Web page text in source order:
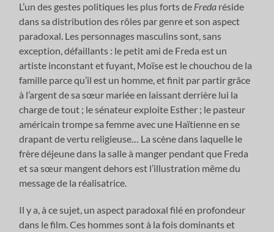
L’un des gestes politiques les plus forts de Freda réside
dans sa distribution des rôles par genre et son aspect
paradoxal. Les personnages masculins sont, sans
exception, défaillants : le petit ami de Freda est un
artiste inconstant et fuyant, Moïse est le chouchou de la
famille parce qu’il est un homme, et finit par partir grâce
à l’argent de sa sœur mariée en laissant derrière lui la
charge de tout ; le sénateur exploite Esther ; le pasteur
américain trompe sa femme avec une Haïtienne en se
drapant de vertu religieuse… La scène dans laquelle le
frère déjeune dans la salle à manger pendant que Freda
et sa sœur mangent dehors est l’illustration même du
message de la réalisatrice.
Il y a, à ce sujet, un aspect paradoxal filé en profondeur
dans le film. Ces hommes sont à la fois dominants et